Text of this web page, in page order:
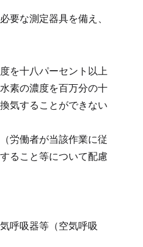
要な測定器具を備え、
を十八パーセント以上
素の濃度を百万分の十
気することができない
労働者が当該作業に従
ること等について配慮
呼吸器等（空気呼吸